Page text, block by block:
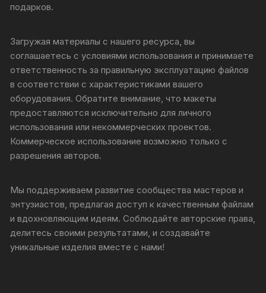
подарков.
Загружая материалы с нашего ресурса, вы
соглашаетесь с условиями использования и принимаете
ответственность за правильную эксплуатацию файлов
в соответствии с характеристиками вашего
оборудования. Обратите внимание, что макеты
предоставляются исключительно для личного
использования или некоммерческих проектов.
Коммерческое использование возможно только с
разрешения авторов.
Мы поддерживаем развитие сообщества мастеров и
энтузиастов, предлагая доступ к качественным файлам
и вдохновляющим идеям. Соблюдайте авторские права,
делитесь своими результатами, и создавайте
уникальные изделия вместе с нами!